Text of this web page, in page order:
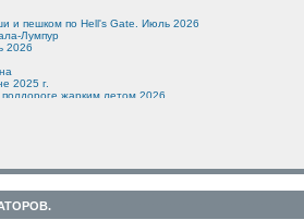
и пешком по Hell's Gate. Июль 2026
Лумпур
2026
2025 г.
жарким летом 2026